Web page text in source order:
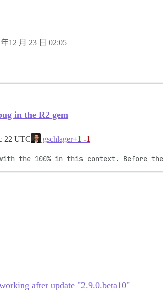
12 月 23 日 02:05
in the R2 gem
22 UTC gschlager+1 -1
with the 100% in this context. Before
after update "2.9.0.beta10"